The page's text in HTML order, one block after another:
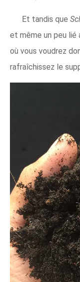
Et tandis que
et même un peu lié
où vous voudrez
rafraîchissez le